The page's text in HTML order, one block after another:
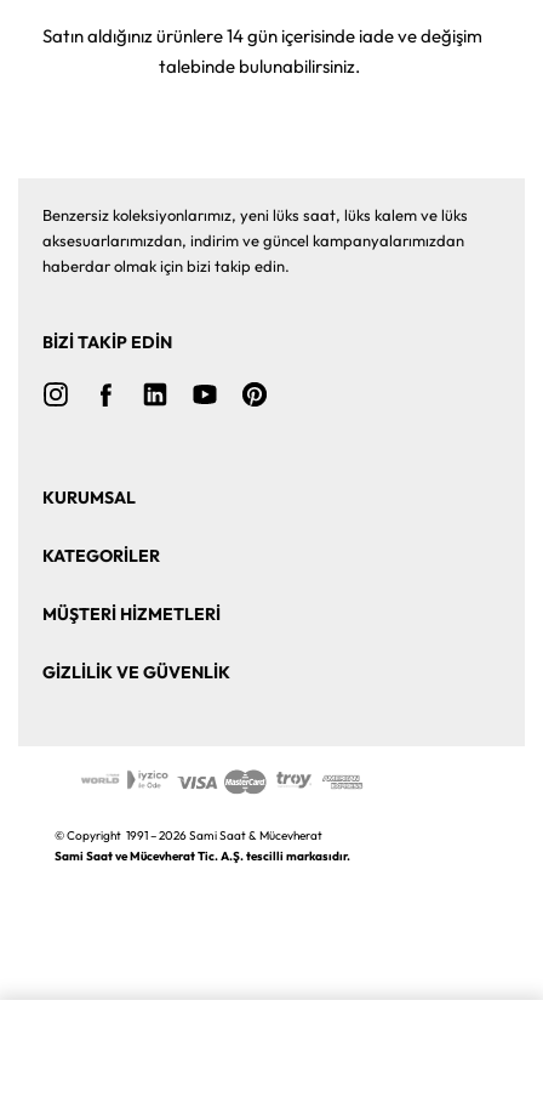
Satın aldığınız ürünlere 14 gün içerisinde iade ve değişim
talebinde bulunabilirsiniz.
Benzersiz koleksiyonlarımız, yeni lüks saat, lüks kalem ve lüks
aksesuarlarımızdan, indirim ve güncel kampanyalarımızdan
haberdar olmak için bizi takip edin.
BİZİ TAKİP EDİN
KURUMSAL
KATEGORİLER
Kalem ve Aksesuar
MÜŞTERİ HİZMETLERİ
GİZLİLİK VE GÜVENLİK
© Copyright 1991 – 2026 Sami Saat & Mücevherat
Sami Saat ve Mücevherat Tic. A.Ş. tescilli markasıdır.